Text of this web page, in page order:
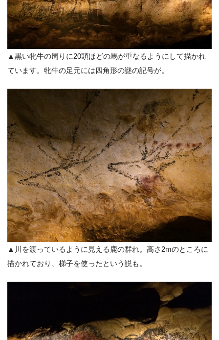
▲黒い牝牛の周りに20頭ほどの馬が重なるようにして描かれ
ています。牝牛の足元には四角形の謎の記号が。
▲川を渡っているように見える鹿の群れ。高さ2mのところに
描かれており、梯子を使ったという説も。